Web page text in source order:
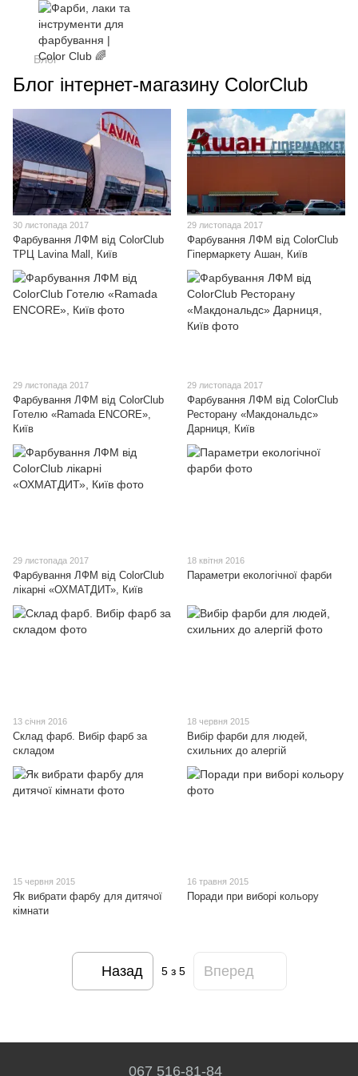
Блог
Блог інтернет-магазину ColorClub
30 листопада 2017
Фарбування ЛФМ від ColorClub
ТРЦ Lavina Mall, Київ
29 листопада 2017
Фарбування ЛФМ від ColorClub
Гіпермаркету Ашан, Київ
29 листопада 2017
Фарбування ЛФМ від ColorClub
Готелю «Ramada ENCORE»,
Київ
29 листопада 2017
Фарбування ЛФМ від ColorClub
Ресторану «Макдональдс»
Дарниця, Київ
29 листопада 2017
Фарбування ЛФМ від ColorClub
лікарні «ОХМАТДИТ», Київ
18 квітня 2016
Параметри екологічної фарби
13 січня 2016
Склад фарб. Вибір фарб за
складом
18 червня 2015
Вибір фарби для людей,
схильних до алергій
15 червня 2015
Як вибрати фарбу для дитячої
кімнати
16 травня 2015
Поради при виборі кольору
Назад 5з 5 Вперед
067 516-81-84